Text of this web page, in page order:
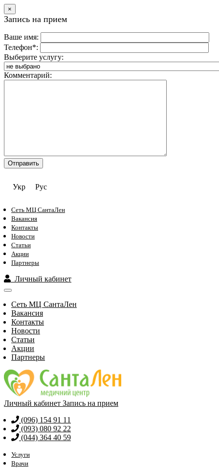
×
Запись на прием
Ваше имя:
Телефон*:
Выберите услугу:
Комментарий:
Укр Рус
Сеть МЦ СантаЛен
Вакансия
Контакты
Новости
Статьи
Акции
Партнеры
Личный кабинет
Сеть МЦ СантаЛен
Вакансия
Контакты
Новости
Статьи
Акции
Партнеры
Личный кабинет Запись на прием
(096) 154 91 11
(093) 080 92 22
(044) 364 40 59
Услуги
Врачи